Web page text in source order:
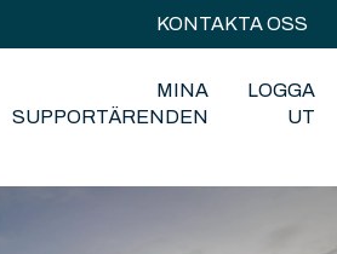
för översättningarKONTAKTA OSS
MINA
SUPPORTÄRENDEN
LOGGA
UT